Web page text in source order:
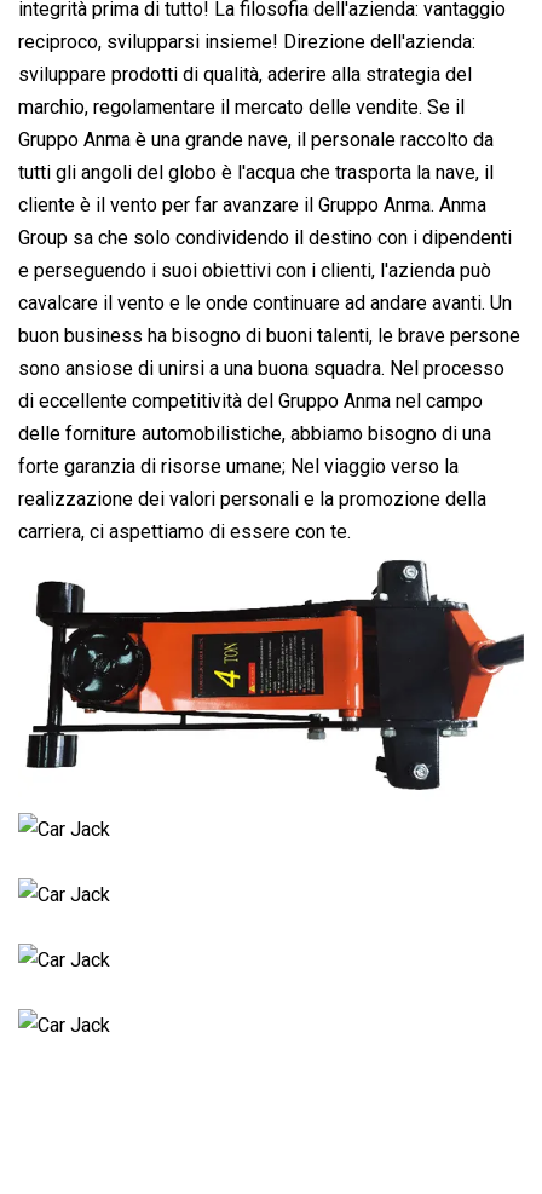
integrità prima di tutto! La filosofia dell'azienda: vantaggio
reciproco, svilupparsi insieme! Direzione dell'azienda:
sviluppare prodotti di qualità, aderire alla strategia del
marchio, regolamentare il mercato delle vendite. Se il
Gruppo Anma è una grande nave, il personale raccolto da
tutti gli angoli del globo è l'acqua che trasporta la nave, il
cliente è il vento per far avanzare il Gruppo Anma. Anma
Group sa che solo condividendo il destino con i dipendenti
e perseguendo i suoi obiettivi con i clienti, l'azienda può
cavalcare il vento e le onde continuare ad andare avanti. Un
buon business ha bisogno di buoni talenti, le brave persone
sono ansiose di unirsi a una buona squadra. Nel processo
di eccellente competitività del Gruppo Anma nel campo
delle forniture automobilistiche, abbiamo bisogno di una
forte garanzia di risorse umane; Nel viaggio verso la
realizzazione dei valori personali e la promozione della
carriera, ci aspettiamo di essere con te.